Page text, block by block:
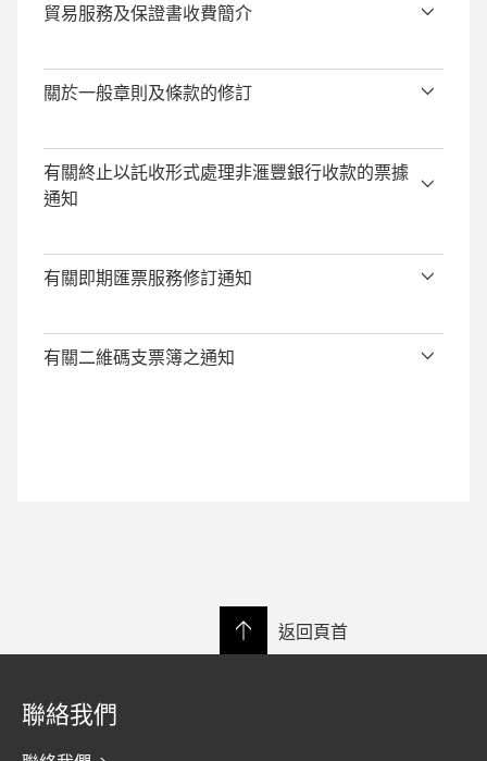
貿易服務及保證書收費簡介
關於一般章則及條款的修訂
有關終止以託收形式處理非滙豐銀行收款的票據
通知
有關即期匯票服務修訂通知
有關二維碼支票簿之通知
返回頁首
聯絡我們